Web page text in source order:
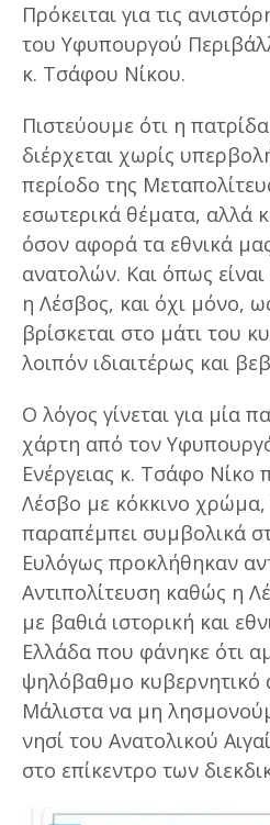
Πρόκειται για τις
του Υφυπουργού
κ. Τσάφου Νίκου.
Πιστεύουμε ότι η
διέρχεται χωρίς
περίοδο της
εσωτερικά θέματα, αλλά
όσον αφορά τα εθνικά
ανατολών. Και όπως
η Λέσβος, και όχι μόνο,
βρίσκεται στο μάτι του
λοιπόν ιδιαιτέρως και
Ο λόγος γίνεται για μία
χάρτη από τον
Ενέργειας κ. Τσάφο Νίκο
Λέσβο με κόκκινο χρώμα,
παραπέμπει συμβολικά
Ευλόγως προκλήθηκαν
Αντιπολίτευση καθώς η
με βαθιά ιστορική και
Ελλάδα που φάνηκε ότι
ψηλόβαθμο κυβερνητικό
Μάλιστα να μη
νησί του Ανατολικού
στο επίκεντρο των